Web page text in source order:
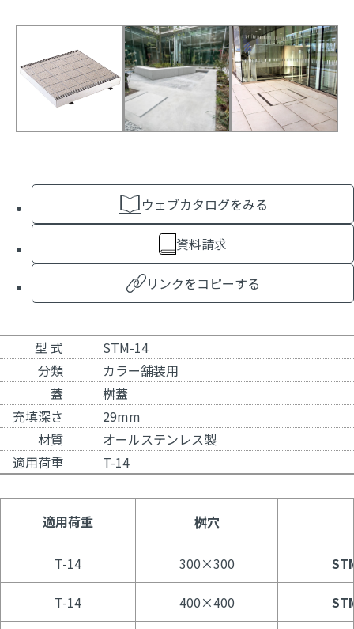
ウェブカタログをみる
資料請求
リンクをコピーする
型 式
STM-14
分類
カラー舗装用
蓋
桝蓋
充填深さ
29mm
材質
オールステンレス製
適用荷重
T-14
適用荷重 桝穴
T-14 300×300
T-14 400×400